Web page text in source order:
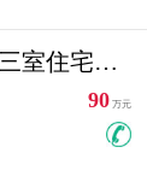
福海路 澳城苑 送花园三室住宅急售
90 万元